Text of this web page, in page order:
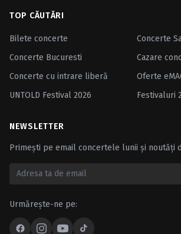
TOP CĂUTĂRI
Bilete concerte
Concerte
Concerte Bucuresti
Cazare
Concerte cu intrare liberă
Oferte
UNTOLD Festival 2026
Festivaluri
NEWSLETTER
Primești pe email concertele lunii și noutăți
Urmărește-ne pe: